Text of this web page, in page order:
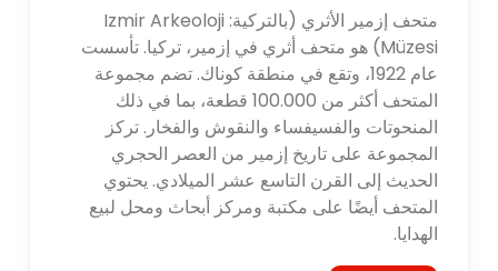
متحف إزمير الأثري (بالتركية: Izmir Arkeoloji
Müzesi) هو متحف أثري في إزمير، تركيا. تأسست
عام 1922، وتقع في منطقة كوناك. تضم مجموعة
المتحف أكثر من 100.000 قطعة، بما في ذلك
المنحوتات والفسيفساء والنقوش والفخار. تركز
المجموعة على تاريخ إزمير من العصر الحجري
الحديث إلى القرن التاسع عشر الميلادي. يحتوي
المتحف أيضًا على مكتبة ومركز أبحاث ومحل لبيع
الهدايا.